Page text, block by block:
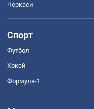
Черкаси
Спорт
Футбол
Хокей
Формула-1